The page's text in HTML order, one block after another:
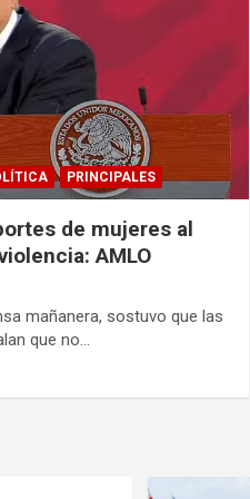
PRINCIPALES
de mujeres al
AMLO
mañanera, sostuvo que las
que no…